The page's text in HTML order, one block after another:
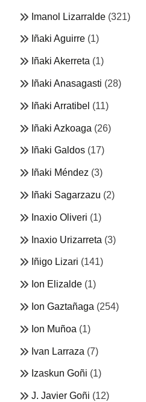
Imanol Lizarralde (321)
Iñaki Aguirre (1)
Iñaki Akerreta (1)
Iñaki Anasagasti (28)
Iñaki Arratibel (11)
Iñaki Azkoaga (26)
Iñaki Galdos (17)
Iñaki Méndez (3)
Iñaki Sagarzazu (2)
Inaxio Oliveri (1)
Inaxio Urizarreta (3)
Iñigo Lizari (141)
Ion Elizalde (1)
Ion Gaztañaga (254)
Ion Muñoa (1)
Ivan Larraza (7)
Izaskun Goñi (1)
J. Javier Goñi (12)